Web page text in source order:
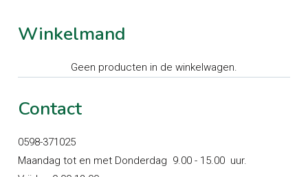
Winkelmand
Geen producten in de winkelwagen.
Contact
0598-371025
Maandag tot en met Donderdag 9.00 - 15.00 uur.